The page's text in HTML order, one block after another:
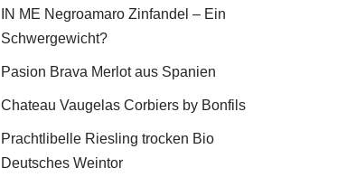
IN ME Negroamaro Zinfandel – Ein
Schwergewicht?
Pasion Brava Merlot aus Spanien
Chateau Vaugelas Corbiers by Bonfils
Prachtlibelle Riesling trocken Bio
Deutsches Weintor